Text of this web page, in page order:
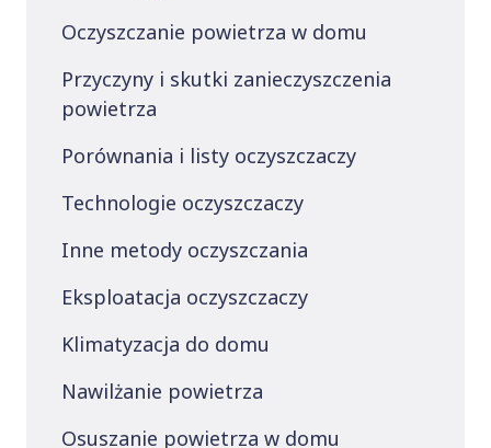
Oczyszczanie powietrza w domu
Przyczyny i skutki zanieczyszczenia
powietrza
Porównania i listy oczyszczaczy
Technologie oczyszczaczy
Inne metody oczyszczania
Eksploatacja oczyszczaczy
Klimatyzacja do domu
Nawilżanie powietrza
Osuszanie powietrza w domu